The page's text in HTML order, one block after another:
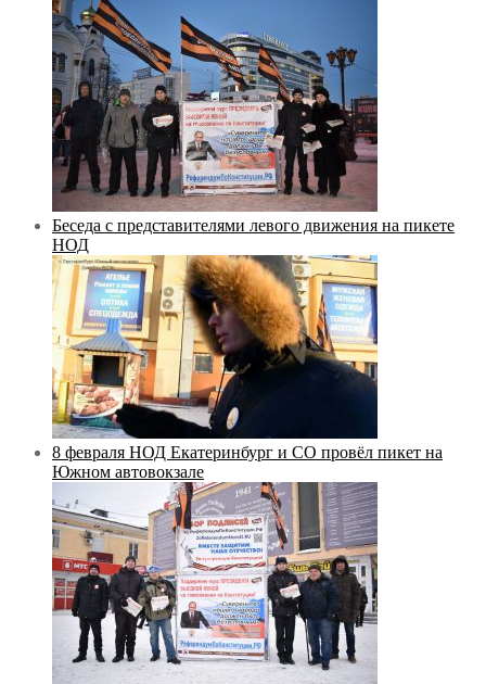
Беседа с представителями левого движения на пикете
НОД
8 февраля НОД Екатеринбург и СО провёл пикет на
Южном автовокзале